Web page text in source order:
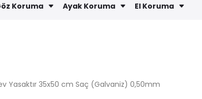
Koruma Ayak Koruma El Koruma
Yasaktır 35x50 cm Saç (Galvaniz) 0,50mm